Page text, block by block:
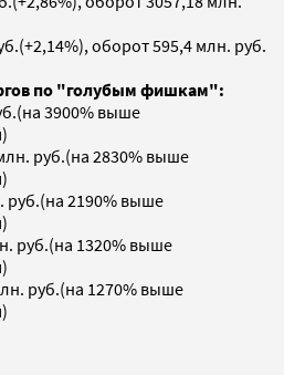
оборот 595,4 млн. руб.
по "голубым фишкам":
3900% выше
руб.(на 2830% выше
руб.(на 2190% выше
руб.(на 1320% выше
руб.(на 1270% выше